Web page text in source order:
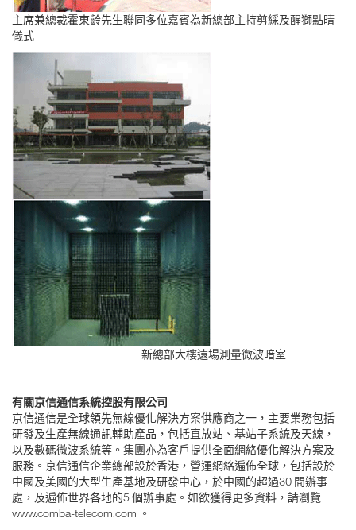
主席兼總裁霍東齡先生聯同多位嘉賓為新總部主持剪綵及醒獅點晴
儀式
新總部大樓遠場測量微波暗室
有關京信通信系統控股有限公司
京信通信是全球領先無線優化解決方案供應商之一，主要業務包括
研發及生產無線通訊輔助產品，包括直放站、基站子系統及天線，
以及數碼微波系統等。集團亦為客戶提供全面網絡優化解決方案及
服務。京信通信企業總部設於香港，營運網絡遍佈全球，包括設於
中國及美國的大型生產基地及研發中心，於中國的超過30 間辦事
處，及遍佈世界各地的5 個辦事處。如欲獲得更多資料，請瀏覽
www.comba-telecom.com 。